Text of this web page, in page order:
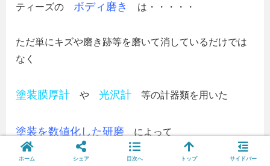
ティーズの ボディ磨き は・・・・・
ただ単にキズや磨き跡等を磨いて消しているだけでは
なく
塗装膜厚計 や 光沢計 等の計器類を用いた
塗装を数値化した研磨 によって
ホーム シェア 目次へ トップ サイドバー